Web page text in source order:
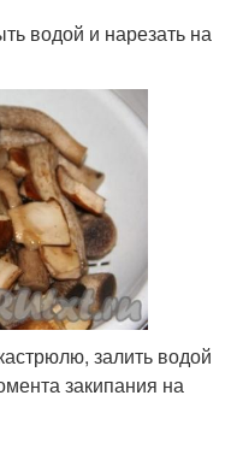
водой и нарезать на
залить водой
закипания на